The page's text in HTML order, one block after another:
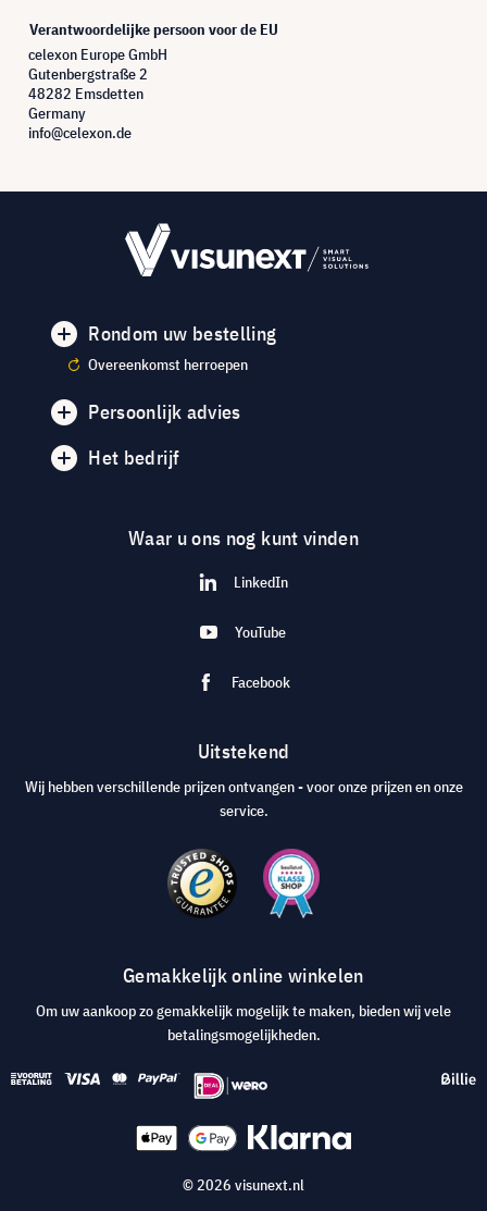
Verantwoordelijke persoon voor de EU
celexon Europe GmbH
Gutenbergstraße 2
48282 Emsdetten
Germany
info@celexon.de
Rondom uw bestelling
Overeenkomst herroepen
Persoonlijk advies
Het bedrijf
Waar u ons nog kunt vinden
LinkedIn
YouTube
Facebook
Uitstekend
Wij hebben verschillende prijzen ontvangen - voor onze prijzen en onze
service.
Gemakkelijk online winkelen
Om uw aankoop zo gemakkelijk mogelijk te maken, bieden wij vele
betalingsmogelijkheden.
© 2026 visunext.nl